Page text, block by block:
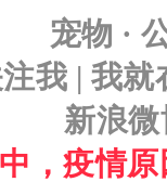
宠物 ·
我 | 我
新浪
，疫情